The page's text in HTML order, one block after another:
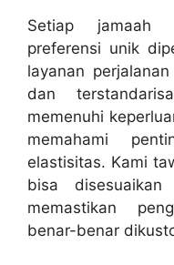
Setiap jamaah
preferensi unik
layanan
dan
memenuhi
memahami
elastisitas. Kami
bisa
memastikan
benar-benar